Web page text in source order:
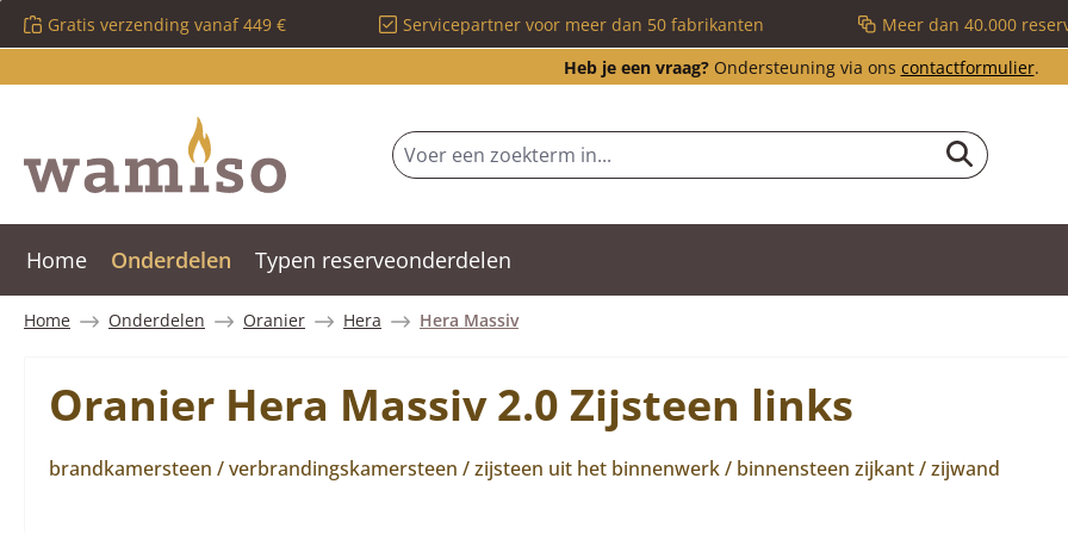
naar de hoofdinhoud
Ga naar de zoekopdracht
Ga naar de hoofdnavigatie
Gratis verzending vanaf 449 € Servicepartner voor meer dan 50 fabrikanten
Meer dan 40.000
Heb je een vraag?Ondersteuning via ons contactformulier.
Home Onderdelen Typen reserveonderdelen
Home Onderdelen Oranier Hera Hera Massiv
Oranier Hera Massiv 2.0 Zijsteen links
brandkamersteen / verbrandingskamersteen / zijsteen uit het binnenwerk / binnensteen zijkant / zijwand